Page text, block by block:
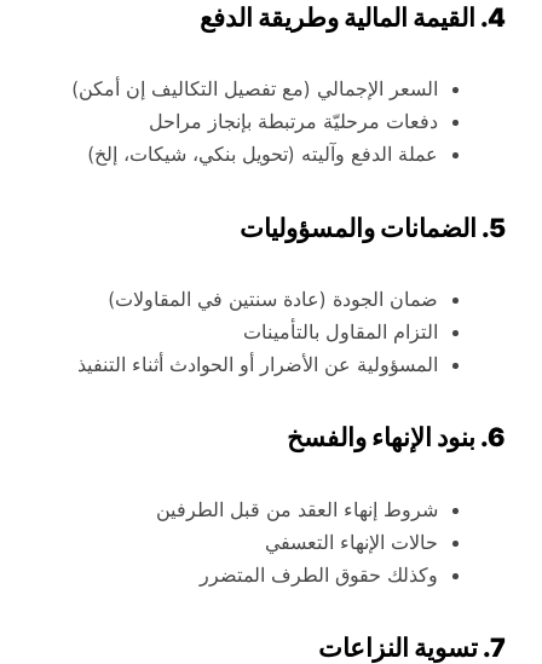
4. القيمة المالية وطريقة الدفع
السعر الإجمالي (مع تفصيل التكاليف إن أمكن)
دفعات مرحليّة مرتبطة بإنجاز مراحل
عملة الدفع وآليته (تحويل بنكي، شيكات، إلخ)
5. الضمانات والمسؤوليات
ضمان الجودة (عادة سنتين في المقاولات)
التزام المقاول بالتأمينات
المسؤولية عن الأضرار أو الحوادث أثناء التنفيذ
6. بنود الإنهاء والفسخ
شروط إنهاء العقد من قبل الطرفين
حالات الإنهاء التعسفي
وكذلك حقوق الطرف المتضرر
7. تسوية النزاعات